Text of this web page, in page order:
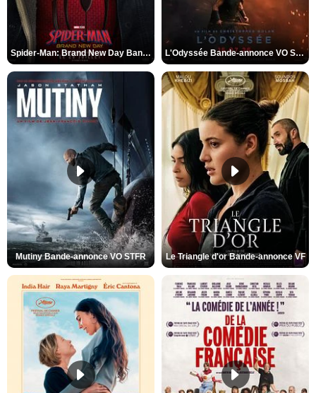
Spider-Man: Brand New Day Bande-annonce VO STFR L'Odyssée Bande-annonce VO STFR
Mutiny Bande-annonce VO STFR Le Triangle d'or Bande-annonce VF